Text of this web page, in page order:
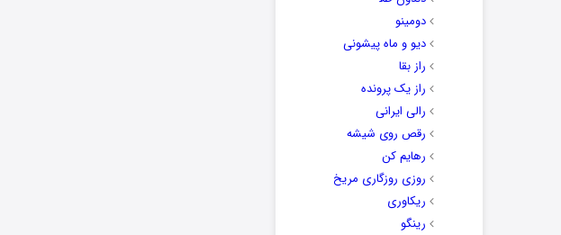
دومینو
دیو و ماه پیشونی
راز بقا
راز یک پرونده
رالی ایرانی
رقص روی شیشه
رهایم کن
روزی روزگاری مریخ
ریکاوری
رینگو